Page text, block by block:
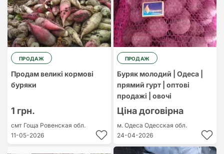
ПРОДАЖ
Продам великі кормові
буряки
1 грн.
смт Гоща Ровенская обл.
11-05-2026
ПРОДАЖ
Буряк молодий | Одеса |
прямий гурт | оптові
продажі | овочі
Ціна договірна
м. Одеса Одесская обл.
24-04-2026